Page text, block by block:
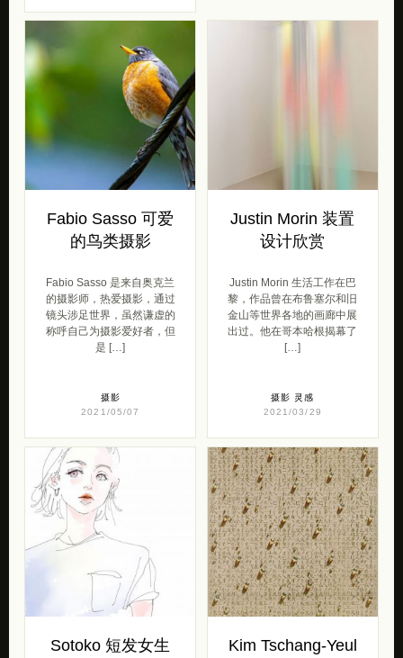
Fabio Sasso 可爱
的鸟类摄影
Fabio Sasso 是来自奥克兰
的摄影师，热爱摄影，通过
镜头涉足世界，虽然谦虚的
称呼自己为摄影爱好者，但
是 […]
摄影
2021/05/07
Justin Morin 装置
设计欣赏
Justin Morin 生活工作在巴
黎，作品曾在布鲁塞尔和旧
金山等世界各地的画廊中展
出过。他在哥本哈根揭幕了
[…]
摄影 灵感
2021/03/29
Sotoko 短发女生
Kim Tschang-Yeul